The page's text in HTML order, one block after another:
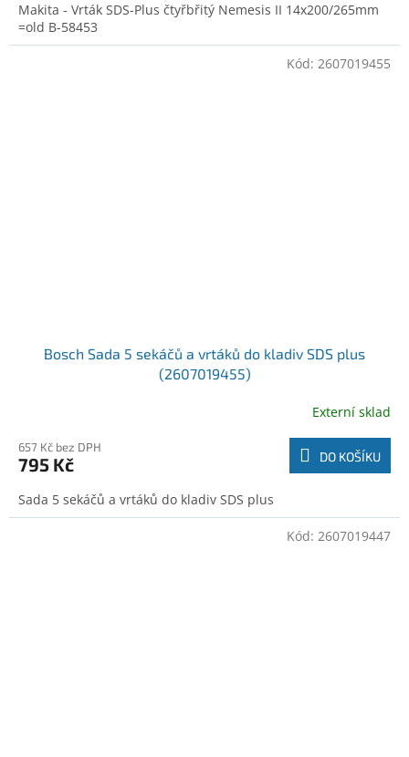
Makita - Vrták SDS-Plus čtyřbřitý Nemesis II 14x200/265mm
=old B-58453
Bosch Sada 5 sekáčů a vrtáků do kladiv SDS plus
(2607019455)
Externí sklad
657 Kč bez DPH
795 Kč DO KOŠÍKU
Sada 5 sekáčů a vrtáků do kladiv SDS plus
Kód: 2607019455
Kód: 2607019447